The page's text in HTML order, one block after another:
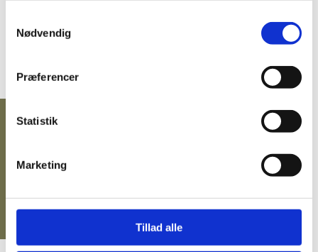
Nødvendig
Præferencer
Statistik
Marketing
Tillad alle
GRATIS fragt på alt!